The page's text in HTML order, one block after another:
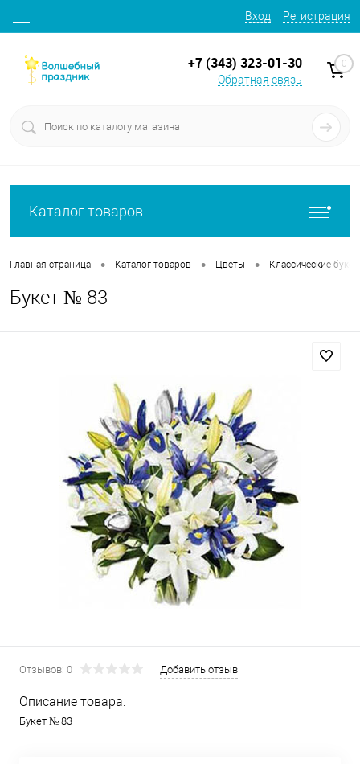
Вход Регистрация
+7 (343) 323-01-30
Обратная связь
0
Каталог товаров
Главная страница • Каталог товаров • Цветы • Классические
Букет № 83
Отзывов: 0 Добавить отзыв
Описание товара:
Букет № 83